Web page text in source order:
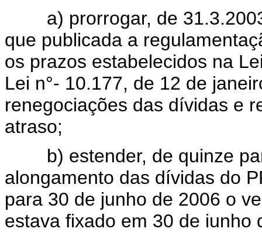
a) prorrogar, de 31.3.2003
que publicada a
os prazos estabelecidos na
Lei n°- 10.177, de 12 de
renegociações das dívidas e
atraso;
b) estender, de quinze
alongamento das dívidas do
para 30 de junho de 2006 o
estava fixado em 30 de iunho